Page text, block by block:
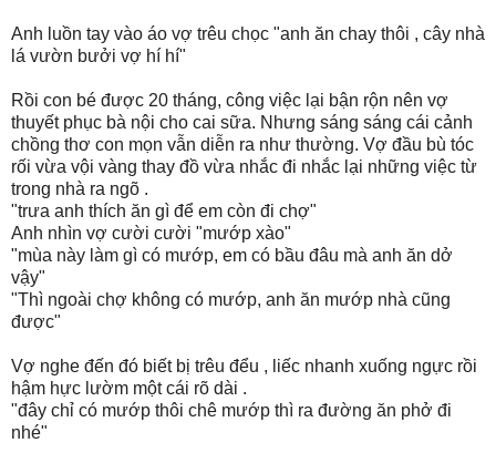
Anh luồn tay vào áo vợ trêu chọc "anh ăn chay thôi , cây nhà
lá vườn bưởi vợ hí hí"
Rồi con bé được 20 tháng, công việc lại bận rộn nên vợ
thuyết phục bà nội cho cai sữa. Nhưng sáng sáng cái cảnh
chồng thơ con mọn vẫn diễn ra như thường. Vợ đầu bù tóc
rối vừa vội vàng thay đồ vừa nhắc đi nhắc lại những việc từ
trong nhà ra ngõ .
"trưa anh thích ăn gì để em còn đi chợ"
Anh nhìn vợ cười cười "mướp xào"
"mùa này làm gì có mướp, em có bầu đâu mà anh ăn dở
vậy"
"Thì ngoài chợ không có mướp, anh ăn mướp nhà cũng
được"
Vợ nghe đến đó biết bị trêu đểu , liếc nhanh xuống ngực rồi
hậm hực lườm một cái rõ dài .
"đây chỉ có mướp thôi chê mướp thì ra đường ăn phở đi
nhé"